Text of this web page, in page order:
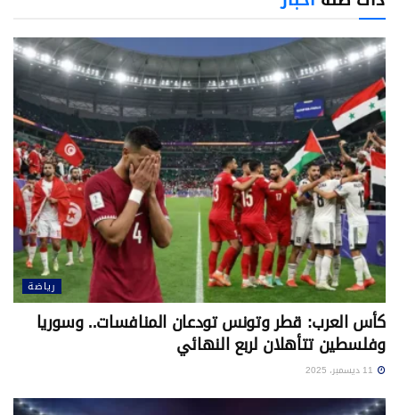
رياضة
كأس العرب: قطر وتونس تودعان المنافسات.. وسوريا
وفلسطين تتأهلان لربع النهائي